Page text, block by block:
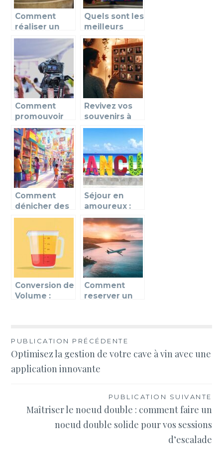
Comment
réaliser un
bon
Quels sont les
meilleurs
films de
l’année 2020
à découvrir au
cinéma ?
Comment
promouvoir
un film sur le
marché
Revivez vos
souvenirs à
chaque
fenêtre avec
les
calendriers
de l’avent
photo
personnalisés
Comment
dénicher des
bons plans
projets du
quotidien ?
Séjour en
amoureux :
pourquoi pas
Cancún ?
Conversion de
Volume :
Detaillee
Comment
reserver un
conseils et
astuces
Navigation
de
l’article
PUBLICATION PRÉCÉDENTE
Optimisez la gestion de votre cave à vin avec une
application innovante
PUBLICATION SUIVANTE
Maîtriser le noeud double : comment faire un
noeud double solide pour vos sessions
d’escalade